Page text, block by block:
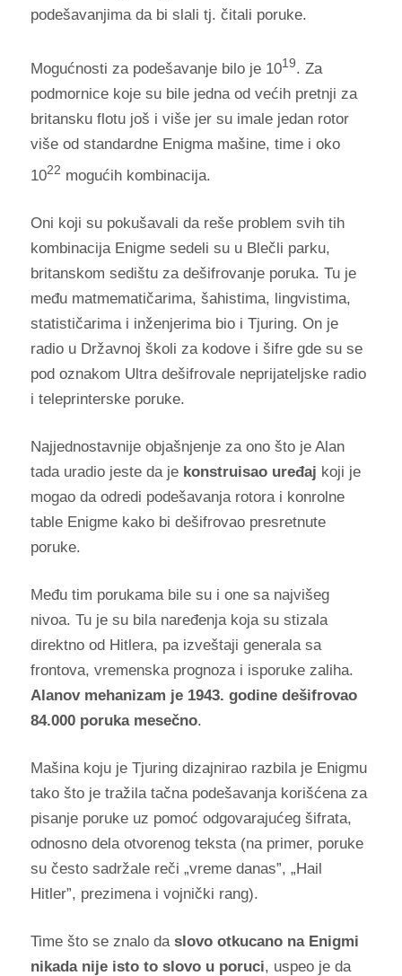
podešavanjima da bi slali tj. čitali poruke.
Mogućnosti za podešavanje bilo je 1019. Za
podmornice koje su bile jedna od većih pretnji za
britansku flotu još i više jer su imale jedan rotor
više od standardne Enigma mašine, time i oko
1022 mogućih kombinacija.
Oni koji su pokušavali da reše problem svih tih
kombinacija Enigme sedeli su u Blečli parku,
britanskom sedištu za dešifrovanje poruka. Tu je
među matmematičarima, šahistima, lingvistima,
statističarima i inženjerima bio i Tjuring. On je
radio u Državnoj školi za kodove i šifre gde su se
pod oznakom Ultra dešifrovale neprijateljske radio
i teleprinterske poruke.
Najjednostavnije objašnjenje za ono što je Alan
tada uradio jeste da je konstruisao uređaj koji je
mogao da odredi podešavanja rotora i konrolne
table Enigme kako bi dešifrovao presretnute
poruke.
Među tim porukama bile su i one sa najvišeg
nivoa. Tu je su bila naređenja koja su stizala
direktno od Hitlera, pa izveštaji generala sa
frontova, vremenska prognoza i isporuke zaliha.
Alanov mehanizam je 1943. godine dešifrovao
84.000 poruka mesečno.
Mašina koju je Tjuring dizajnirao razbila je Enigmu
tako što je tražila tačna podešavanja korišćena za
pisanje poruke uz pomoć odgovarajućeg šifrata,
odnosno dela otvorenog teksta (na primer, poruke
su često sadržale reči „vreme danas”, „Hail
Hitler”, prezimena i vojnički rang).
Time što se znalo da slovo otkucano na Enigmi
nikada nije isto to slovo u poruci, uspeo je da